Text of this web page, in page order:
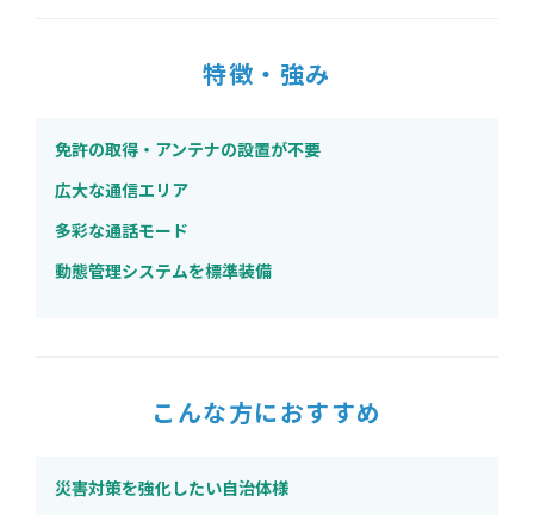
特徴・強み
免許の取得・アンテナの設置が不要
広大な通信エリア
多彩な通話モード
動態管理システムを標準装備
こんな方におすすめ
災害対策を強化したい自治体様